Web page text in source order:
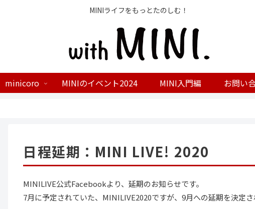
MINIライフをもっとたのしむ！
minicoro MINIのイベント2024 MINI入門編 お問い
日程延期：MINI LIVE! 2020
MINILIVE公式Facebookより、延期のお知らせです。
7月に予定されていた、MINILIVE2020ですが、9月への延期を決定さ